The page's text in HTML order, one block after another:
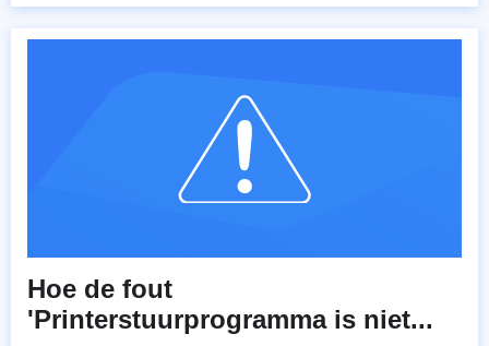
Hoe de fout
'Printerstuurprogramma is niet...